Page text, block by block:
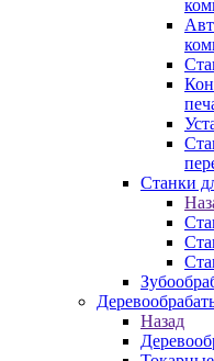
Станки
Назад